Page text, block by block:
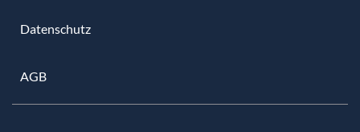
Datenschutz
AGB